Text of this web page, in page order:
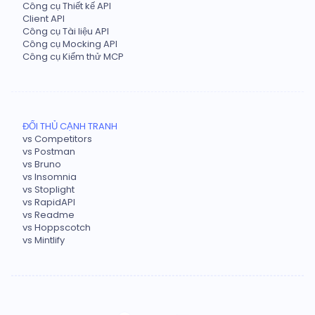
Công cụ Thiết kế API
Client API
Công cụ Tài liệu API
Công cụ Mocking API
Công cụ Kiểm thử MCP
ĐỐI THỦ CẠNH TRANH
vs Competitors
vs Postman
vs Bruno
vs Insomnia
vs Stoplight
vs RapidAPI
vs Readme
vs Hoppscotch
vs Mintlify